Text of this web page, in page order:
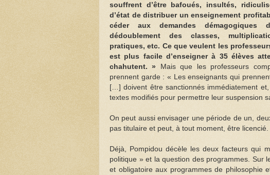
souffrent d’être bafoués, insultés,
d’état de distribuer un enseignement
céder aux demandes démagogiques
dédoublement des classes,
pratiques, etc. Ce que veulent les
est plus facile d’enseigner à 35 élèves
chahutent. » Mais que les professeurs
prennent garde : « Les enseignants qui
[…] doivent être sanctionnés immédiatement
textes modifiés pour permettre leur suspension
On peut aussi envisager une période de un,
pas titulaire et peut, à tout moment, être licencié.
Déjà, Pompidou décèle les deux facteurs qui
politique » et la question des programmes. Sur
et obligatoire aux programmes de philosophie